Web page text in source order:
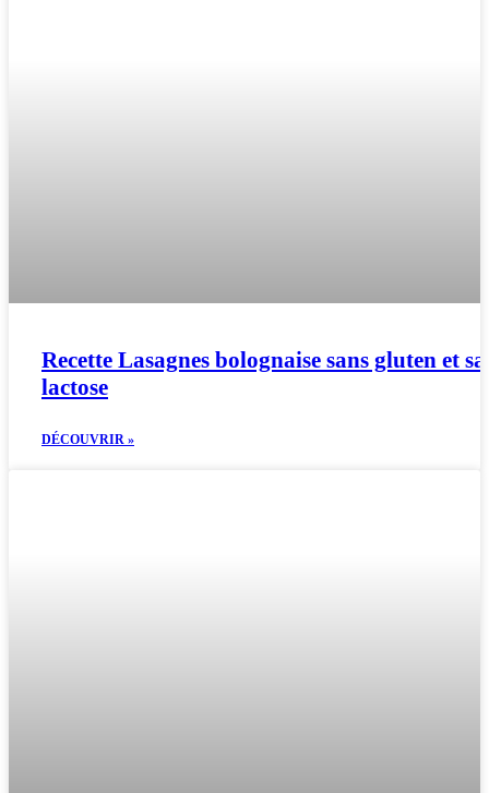
Recette Lasagnes bolognaise sans gluten et
lactose
DÉCOUVRIR »